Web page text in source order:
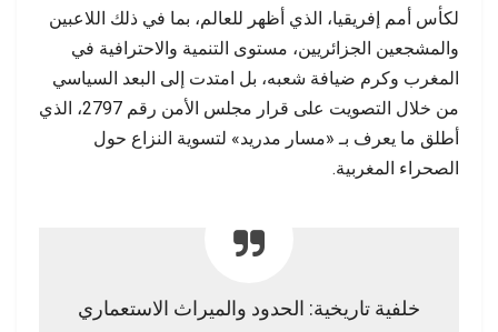
لكأس أمم إفريقيا، الذي أظهر للعالم، بما في ذلك اللاعبين
والمشجعين الجزائريين، مستوى التنمية والاحترافية في
المغرب وكرم ضيافة شعبه، بل امتدت إلى البعد السياسي
من خلال التصويت على قرار مجلس الأمن رقم 2797، الذي
أطلق ما يعرف بـ «مسار مدريد» لتسوية النزاع حول
الصحراء المغربية.
خلفية تاريخية: الحدود والميراث الاستعماري